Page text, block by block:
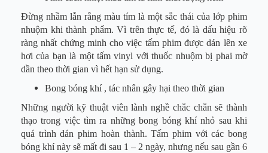
Đừng nhầm lẫn rằng màu tím là một sắc thái của lớp phim
nhuộm khi thành phẩm. Vì trên thực tế, đó là dấu hiệu rõ
ràng nhất chứng minh cho việc tấm phim được dán lên xe
hơi của bạn là một tấm vinyl với thuốc nhuộm bị phai mờ
dần theo thời gian vì hết hạn sử dụng.
Bong bóng khí , tác nhân gây hại theo thời gian
Những người kỹ thuật viên lành nghề chắc chắn sẽ thành
thạo trong việc tìm ra những bong bóng khí nhỏ sau khi
quá trình dán phim hoàn thành. Tấm phim với các bong
bóng khí này sẽ mất đi sau 1 – 2 ngày, nhưng nếu sau gần 6